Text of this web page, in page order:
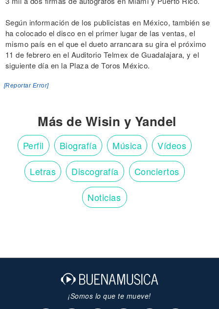
Según información de los publicistas en México, también se
ha colocado el disco en el primer lugar de las ventas, el
mismo país en el que el dueto arrancara su gira el próximo
11 de febrero en el Auditorio Telmex de Guadalajara, y el
siguiente día en la Plaza de Toros México.
[Reportar Error]
Más de Wisin y Yandel
Perfil Biografía Música Vídeos
Letras Discografía Conciertos
Noticias
¡Somos lo que te mueve!